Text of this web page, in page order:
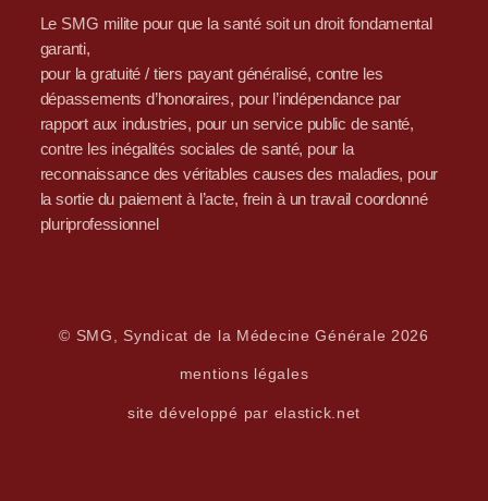
Le SMG milite pour que la santé soit un droit fondamental
garanti,
pour la gratuité / tiers payant généralisé, contre les
dépassements d’honoraires, pour l’indépendance par
rapport aux industries, pour un service public de santé,
contre les inégalités sociales de santé, pour la
reconnaissance des véritables causes des maladies, pour
la sortie du paiement à l’acte, frein à un travail coordonné
pluriprofessionnel
© SMG, Syndicat de la Médecine Générale 2026
mentions légales
site développé par elastick.net